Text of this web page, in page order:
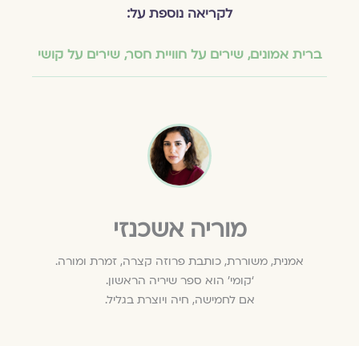
לקריאה נוספת על:
ברית אמונים,שירים על חוויית חסר,שירים על קושי
מוריה אשכנזי
אמנית, משוררת, כותבת פרוזה קצרה, זמרת ומורה.
‘קומי’ הוא ספר שיריה הראשון.
אם לחמישה, חיה ויוצרת בגליל.